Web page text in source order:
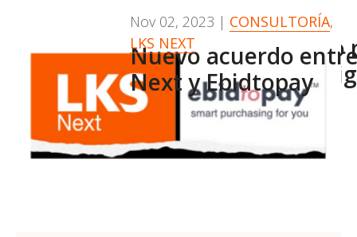
IoTTrain: la IA como
del Ferrocarril
sostenible
Nov 03, 2023 | NOTICIAS,
TECNOLOGÍA
Nuevo acuerdo
Next y Ebidtopay
Nov 02, 2023 | CONSULTORÍA,
LKS NEXT